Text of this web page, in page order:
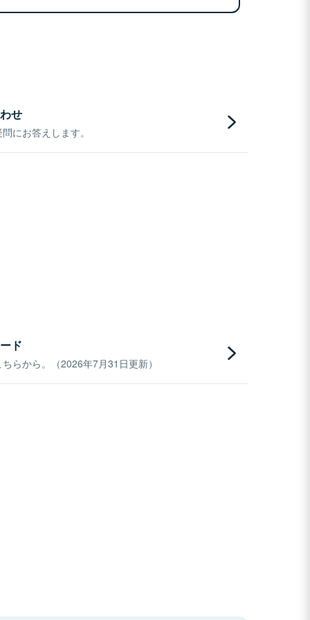
せ
にお答えします。
ド
らから。（2026年7月31日更新）